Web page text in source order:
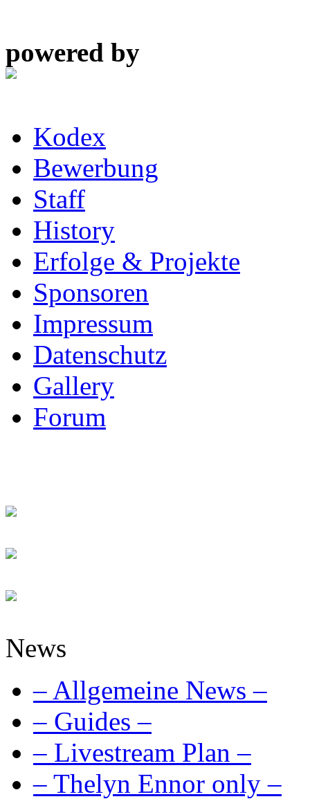
powered by
Kodex
Bewerbung
Staff
History
Erfolge & Projekte
Sponsoren
Impressum
Datenschutz
Gallery
Forum
News
– Allgemeine News –
– Guides –
– Livestream Plan –
– Thelyn Ennor only –